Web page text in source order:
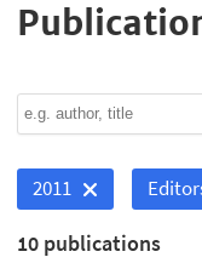
2011
10 publications